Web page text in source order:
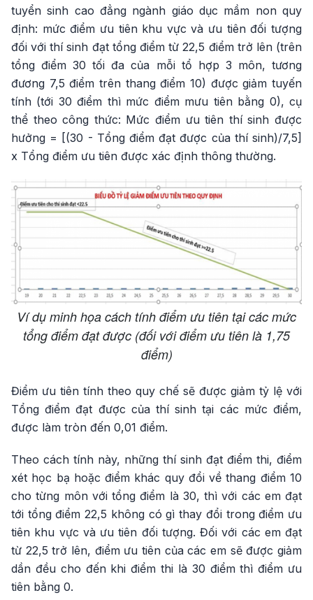
tuyển sinh cao đẳng ngành giáo dục mầm non quy
định: mức điểm ưu tiên khu vực và ưu tiên đối tượng
đối với thí sinh đạt tổng điểm từ 22,5 điểm trở lên (trên
tổng điểm 30 tối đa của mỗi tổ hợp 3 môn, tương
đương 7,5 điểm trên thang điểm 10) được giảm tuyến
tính (tới 30 điểm thì mức điểm mưu tiên bằng 0), cụ
thể theo công thức: Mức điểm ưu tiên thí sinh được
hưởng = [(30 - Tổng điểm đạt được của thí sinh)/7,5]
x Tổng điểm ưu tiên được xác định thông thường.
Ví dụ minh họa cách tính điểm ưu tiên tại các mức
tổng điểm đạt được (đối với điểm ưu tiên là 1,75
điểm)
Điểm ưu tiên tính theo quy chế sẽ được giảm tỷ lệ với
Tổng điểm đạt được của thí sinh tại các mức điểm,
được làm tròn đến 0,01 điểm.
Theo cách tính này, những thí sinh đạt điểm thi, điểm
xét học bạ hoặc điểm khác quy đổi về thang điểm 10
cho từng môn với tổng điểm là 30, thì với các em đạt
tới tổng điểm 22,5 không có gì thay đổi trong điểm ưu
tiên khu vực và ưu tiên đối tượng. Đối với các em đạt
từ 22,5 trở lên, điểm ưu tiên của các em sẽ được giảm
dần đều cho đến khi điểm thi là 30 điểm thì điểm ưu
tiên bằng 0.